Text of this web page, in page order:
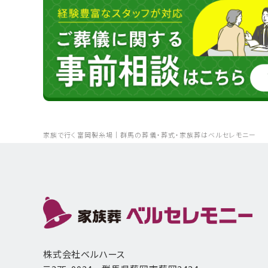
家族で行く富岡製糸場｜群馬の葬儀・葬式・家族葬はベルセレモニー
株式会社ベルハース